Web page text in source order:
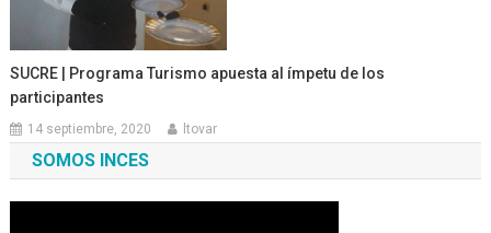
SUCRE | Programa Turismo apuesta al ímpetu de los
participantes
14 septiembre, 2020 ltovar
SOMOS INCES